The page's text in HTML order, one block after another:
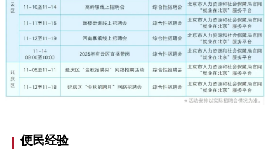
便民经验